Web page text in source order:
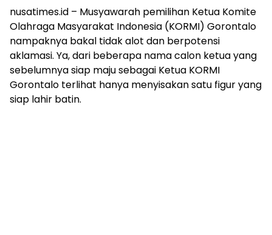
nusatimes.id – Musyawarah pemilihan Ketua Komite
Olahraga Masyarakat Indonesia (KORMI) Gorontalo
nampaknya bakal tidak alot dan berpotensi
aklamasi. Ya, dari beberapa nama calon ketua yang
sebelumnya siap maju sebagai Ketua KORMI
Gorontalo terlihat hanya menyisakan satu figur yang
siap lahir batin.